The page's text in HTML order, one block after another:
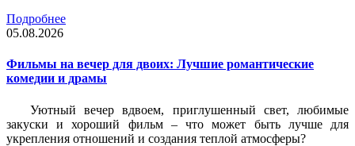
Подробнее
05.08.2026
Фильмы на вечер для двоих: Лучшие романтические
комедии и драмы
Уютный вечер вдвоем, приглушенный свет, любимые
закуски и хороший фильм – что может быть лучше для
укрепления отношений и создания теплой атмосферы?